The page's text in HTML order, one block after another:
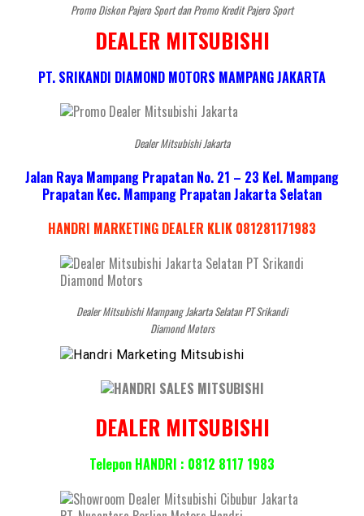
Promo Diskon Pajero Sport dan Promo Kredit Pajero Sport
DEALER MITSUBISHI
PT. SRIKANDI DIAMOND MOTORS MAMPANG JAKARTA
Dealer Mitsubishi Jakarta
Jalan Raya Mampang Prapatan No. 21 – 23 Kel. Mampang
Prapatan Kec. Mampang Prapatan Jakarta Selatan
HANDRI MARKETING DEALER KLIK 081281171983
Dealer Mitsubishi Mampang Jakarta Selatan PT Srikandi
Diamond Motors
DEALER MITSUBISHI
Telepon HANDRI : 0812 8117 1983